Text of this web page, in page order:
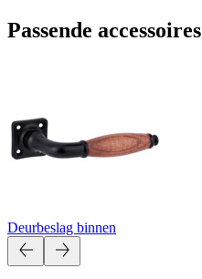
Passende accessoires
Deurbeslag binnen